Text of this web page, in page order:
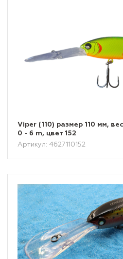
Viper (110) размер 110 мм,
0 - 6 m, цвет 152
Артикул: 4627110152